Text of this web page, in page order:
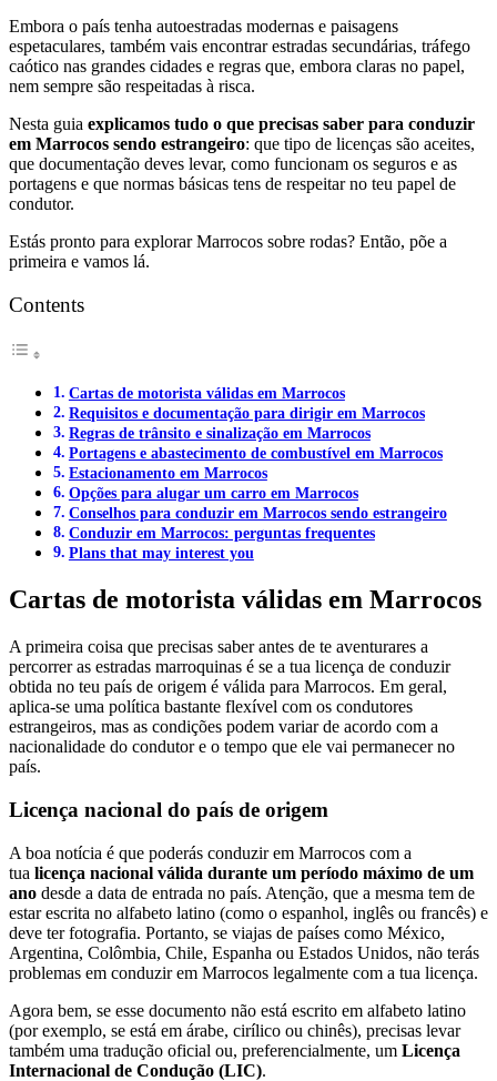
Embora o país tenha autoestradas modernas e paisagens
espetaculares, também vais encontrar estradas secundárias, tráfego
caótico nas grandes cidades e regras que, embora claras no papel,
nem sempre são respeitadas à risca.
Nesta guia explicamos tudo o que precisas saber para conduzir
em Marrocos sendo estrangeiro: que tipo de licenças são aceites,
que documentação deves levar, como funcionam os seguros e as
portagens e que normas básicas tens de respeitar no teu papel de
condutor.
Estás pronto para explorar Marrocos sobre rodas? Então, põe a
primeira e vamos lá.
Contents
Cartas de motorista válidas em Marrocos
Requisitos e documentação para dirigir em Marrocos
Regras de trânsito e sinalização em Marrocos
Portagens e abastecimento de combustível em Marrocos
Estacionamento em Marrocos
Opções para alugar um carro em Marrocos
Conselhos para conduzir em Marrocos sendo estrangeiro
Conduzir em Marrocos: perguntas frequentes
Plans that may interest you
Cartas de motorista válidas em Marrocos
A primeira coisa que precisas saber antes de te aventurares a
percorrer as estradas marroquinas é se a tua licença de conduzir
obtida no teu país de origem é válida para Marrocos. Em geral,
aplica-se uma política bastante flexível com os condutores
estrangeiros, mas as condições podem variar de acordo com a
nacionalidade do condutor e o tempo que ele vai permanecer no
país.
Licença nacional do país de origem
A boa notícia é que poderás conduzir em Marrocos com a
tua licença nacional válida durante um período máximo de um
ano desde a data de entrada no país. Atenção, que a mesma tem de
estar escrita no alfabeto latino (como o espanhol, inglês ou francês) e
deve ter fotografia. Portanto, se viajas de países como México,
Argentina, Colômbia, Chile, Espanha ou Estados Unidos, não terás
problemas em conduzir em Marrocos legalmente com a tua licença.
Agora bem, se esse documento não está escrito em alfabeto latino
(por exemplo, se está em árabe, cirílico ou chinês), precisas levar
também uma tradução oficial ou, preferencialmente, um Licença
Internacional de Condução (LIC).